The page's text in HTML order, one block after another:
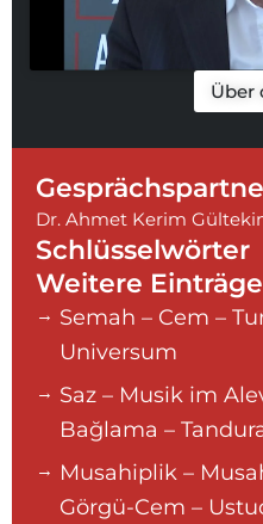
Über
Dr. Ahmet Kerim
Schlüsselwörter
Weitere Einträge
Semah – Cem –
Universum
Saz – Musik im
Bağlama –
Musahiplik –
Görgü-Cem –